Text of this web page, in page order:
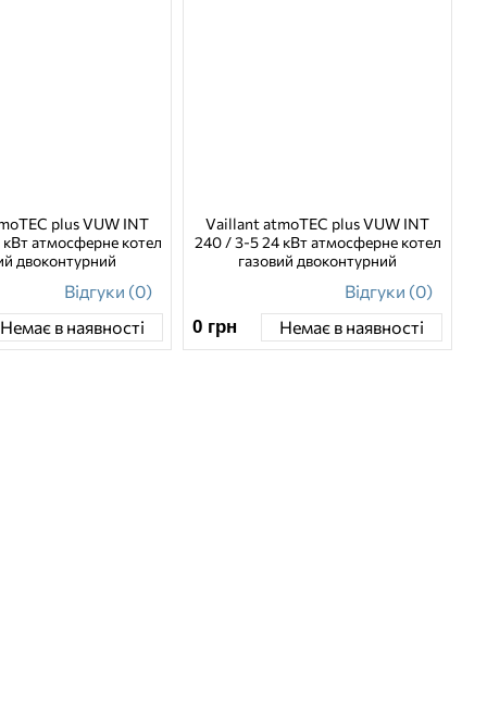
plus VUW INT
атмосферне котел
двоконтурний
Відгуки (0)
Немає в наявності
Vaillant atmoTEC plus VUW INT
240 / 3-5 24 кВт атмосферне котел
газовий двоконтурний
Відгуки (0)
0 грн Немає в наявності